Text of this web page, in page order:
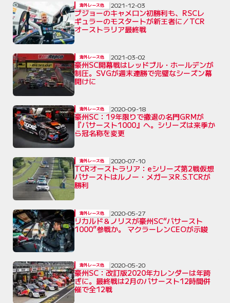
プジョーのキャメロン初勝利も、RSCレ
ギュラーのモスタートが新王者に／TCR
オーストラリア最終戦
海外レース他 2021-12-03
豪州SC開幕戦はレッドブル・ホールデンが
制圧。SVGが週末連勝で完璧なシーズン幕
開けに
海外レース他 2021-03-02
豪州SC：19年限りで撤退の名門GRMが
『バサースト1000』へ。シリーズは来季か
ら冠名称を変更
海外レース他 2020-09-18
TCRオーストラリア：eシリーズ第2戦仮想
バサーストはルノー・メガーヌR.S.TCRが
勝利
海外レース他 2020-07-10
リカルド＆ノリスが豪州SC“バサースト
1000”参戦か。 マクラーレンCEOが示唆
海外レース他 2020-05-27
豪州SC：改訂版2020年カレンダーは年跨
ぎに。最終戦は2月のバサースト12時間併
催で全12戦
海外レース他 2020-05-20